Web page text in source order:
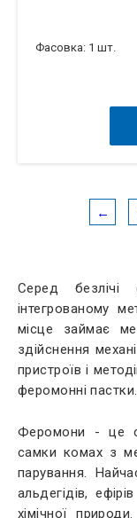
Фасовка: 1 шт.
←
Серед безлічі
інтегрованому
місце займає
здійснення
пристроїв і
феромонні пастки.
Феромони - це
самки комах з
парування.
альдегідів,
хімічної